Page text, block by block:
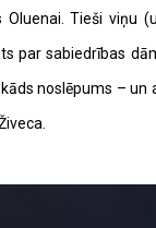
Tieši
par sabiedrības
noslēpums –